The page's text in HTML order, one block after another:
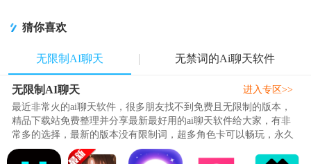
猜你喜欢
无限制AI聊天 无禁词的Ai聊天软件
无限制AI聊天
最近非常火的ai聊天软件，很多朋友找不到免费且无限制的版本，
精品下载站免费整理并分享最新最好用的ai聊天软件给大家，有非
常多的选择，最新的版本没有限制词，超多角色卡可以畅玩，永久
记忆功能，群聊模式，语音朗..
进入专区>>